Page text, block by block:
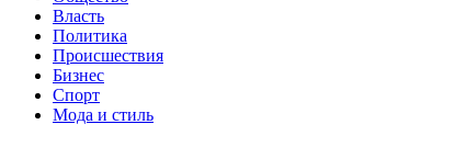
Власть
Политика
Происшествия
Бизнес
Спорт
Мода и стиль